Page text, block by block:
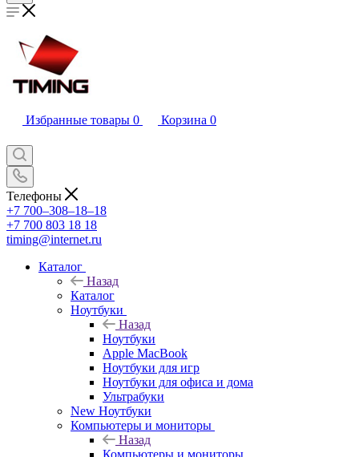
Избранные товары 0 Корзина 0
Телефоны
+7 700‒308‒18‒18
+7 700 803 18 18
timing@internet.ru
Каталог
Назад
Каталог
Ноутбуки
Назад
Ноутбуки
Apple MacBook
Ноутбуки для игр
Ноутбуки для офиса и дома
Ультрабуки
New Ноутбуки
Компьютеры и мониторы
Назад
Компьютеры и мониторы